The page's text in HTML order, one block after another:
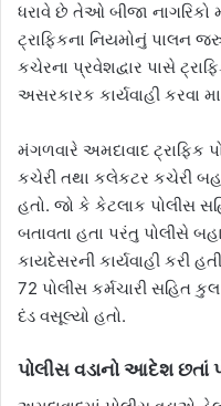
ધરાવે છે તેઓ બીજા નાગરિકો
ટ્રાફિકના નિયમોનું પાલન
કચેરના પ્રવેશદ્વાર પાસે
અસરકારક કાર્યવાહી કરવા
મંગળવારે અમદાવાદ ટ્રાફિક
કચેરી તથા કલેકટર કચેરી
હતો. જો કે કેટલાક પોલીસ
બતાવતા હતા પરંતુ પોલીસે
કાયદેસરની કાર્યવાહી કરી
72 પોલીસ કર્મચારી સહિત
દંડ વસૂલ્યો હતો.
પોલીસ વડાનો આદેશ છતાં